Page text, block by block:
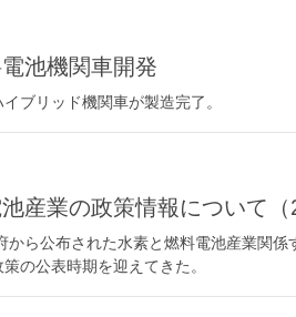
池機関車開発
ブリッド機関車が製造完了。
産業の政策情報について（
から公布された水素と燃料電池産業関
の公表時期を迎えてきた。